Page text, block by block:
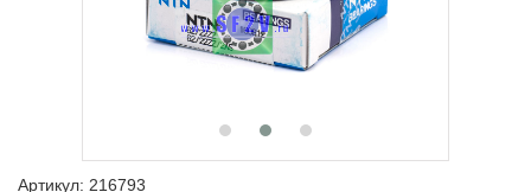
Артикул: 216793